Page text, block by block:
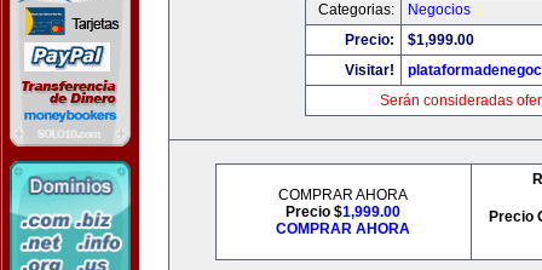
Categorias:
Negocios
Precio:
$1,999.00
Visitar!
Serán consideradas
COMPRAR AHORA
Precio $1,999.00
COMPRAR AHORA
Precio